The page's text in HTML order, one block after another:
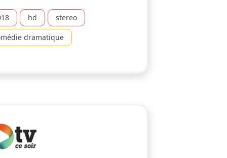
hd stereo
dramatique